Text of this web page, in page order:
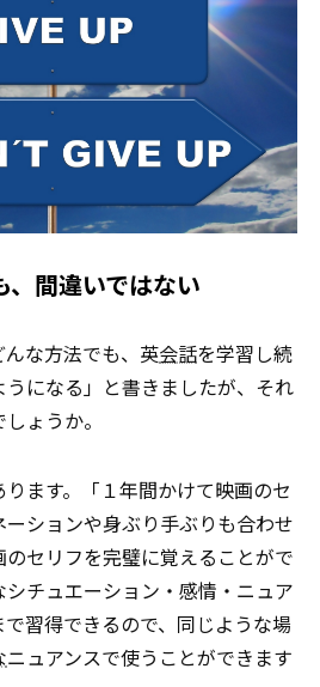
、間違いではない
な方法でも、英会話を学習し続
になる」と書きましたが、それ
ょうか。
ます。「１年間かけて映画のセ
ションや身ぶり手ぶりも合わせ
セリフを完璧に覚えることがで
チュエーション・感情・ニュア
習得できるので、同じような場
ニュアンスで使うことができます